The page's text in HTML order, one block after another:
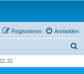
Anmelden
Registrieren